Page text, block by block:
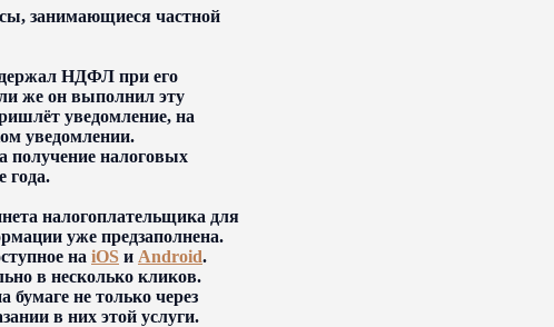
занимающиеся частной
НДФЛ при его
же он выполнил эту
уведомление, на
уведомлении.
получение налоговых
года.
налогоплательщика для
уже предзаполнена.
на iOS и Android.
в несколько кликов.
бумаге не только через
в них этой услуги.